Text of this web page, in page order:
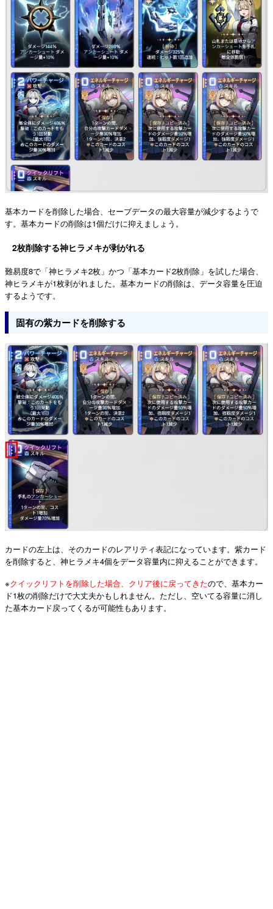
基本カードを削除した場合、セーブデータの最大容量が減少するようで
す。基本カードの削除は1個だけに抑えましょう。
2枚削除する神ヒラメキが剥がれる
難易度8で「神ヒラメキ2枚」かつ「基本カード2枚削除」を試した場合、
神ヒラメキが1枚剥がれました。基本カードの削除は、データ容量を圧迫
するようです。
固有の紫カードを削除する
カードの左上は、そのカードのレアリティ表記になっています。紫カード
を削除すると、神ヒラメキ4個をデータ容量内に抑えることができます。
※クイックリフトを削除した場合、クリア後に戻ってきたので、基本カー
ド1枚の削除だけで大丈夫かもしれません。ただし、空いてる容量に消し
た基本カード戻ってくるが可能性もあります。